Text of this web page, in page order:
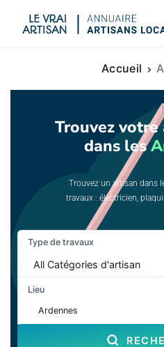
Accueil
Trouvez
dans les
Trouvez un artisan dans
travaux : électricien,
Type de travaux
Lieu